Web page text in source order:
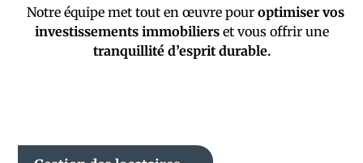
Notre équipe met tout en œuvre pour optimiser vos
investissements immobilierset vous offrir une
tranquillité d’esprit durable.